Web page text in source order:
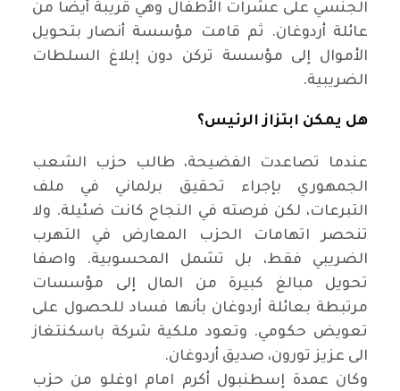
الجنسي على عشرات الأطفال وهي قريبة أيضًا من
عائلة أردوغان. ثم قامت مؤسسة أنصار بتحويل
الأموال إلى مؤسسة تركن دون إبلاغ السلطات
الضريبية.
هل يمكن ابتزاز الرئيس؟
عندما تصاعدت الفضيحة، طالب حزب الشعب
الجمهوري بإجراء تحقيق برلماني في ملف
التبرعات، لكن فرصته في النجاح كانت ضئيلة. ولا
تنحصر اتهامات الحزب المعارض في التهرب
الضريبي فقط، بل تشمل المحسوبية. واصفا
تحويل مبالغ كبيرة من المال إلى مؤسسات
مرتبطة بعائلة أردوغان بأنها فساد للحصول على
تعويض حكومي. وتعود ملكية شركة باسكنتغاز
الى عزيز تورون، صديق أردوغان.
وكان عمدة إسطنبول أكرم امام اوغلو من حزب